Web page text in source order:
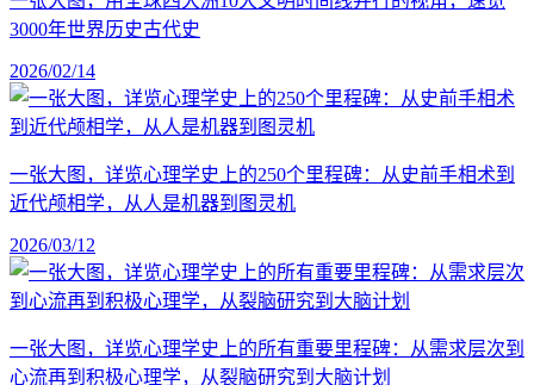
3000年世界历史古代史
2026/02/14
一张大图，详览心理学史上的250个里程碑：从史前手相术到
近代颅相学，从人是机器到图灵机
2026/03/12
一张大图，详览心理学史上的所有重要里程碑：从需求层次到
心流再到积极心理学，从裂脑研究到大脑计划